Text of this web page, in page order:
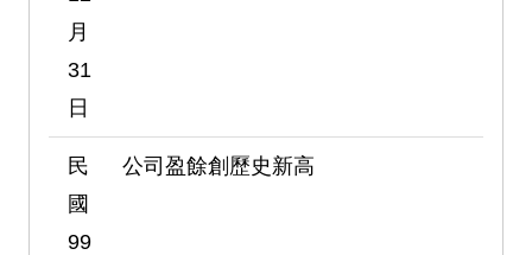
月
31
日
民
國
99
公司盈餘創歷史新高